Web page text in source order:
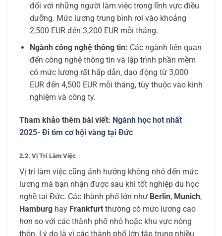
đối với những người làm việc trong lĩnh vực điều
dưỡng. Mức lương trung bình rơi vào khoảng
2,500 EUR đến 3,200 EUR mỗi tháng.
Ngành công nghệ thông tin: Các ngành liên quan
đến công nghệ thông tin và lập trình phần mềm
có mức lương rất hấp dẫn, dao động từ 3,000
EUR đến 4,500 EUR mỗi tháng, tùy thuộc vào kinh
nghiệm và công ty.
Tham khảo thêm bài viết: Ngành học hot nhất
2025- Đi tìm cơ hội vàng tại Đức
2.2. Vị Trí Làm Việc
Vị trí làm việc cũng ảnh hưởng không nhỏ đến mức
lương mà bạn nhận được sau khi tốt nghiệp du học
nghề tại Đức. Các thành phố lớn như Berlin, Munich,
Hamburg hay Frankfurt thường có mức lương cao
hơn so với các thành phố nhỏ hoặc khu vực nông
thôn. Lý do là vì các thành phố lớn tập trung nhiều